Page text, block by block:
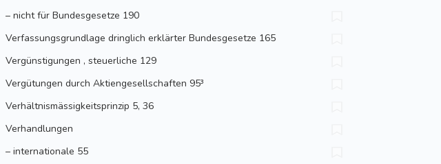
– nicht für Bundesgesetze 190
Verfassungsgrundlage dringlich erklärter Bundesgesetze 165
Vergünstigungen , steuerliche 129
Vergütungen durch Aktiengesellschaften 95³
Verhältnismässigkeitsprinzip 5, 36
Verhandlungen
– internationale 55